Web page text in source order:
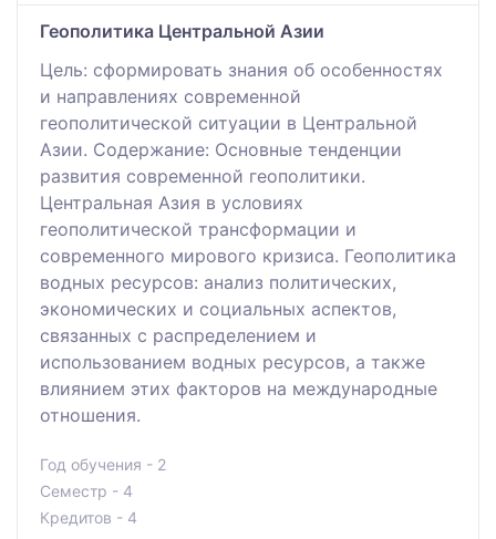
Геополитика Центральной Азии
Цель: сформировать знания об особенностях
и направлениях современной
геополитической ситуации в Центральной
Азии. Содержание: Основные тенденции
развития современной геополитики.
Центральная Азия в условиях
геополитической трансформации и
современного мирового кризиса. Геополитика
водных ресурсов: анализ политических,
экономических и социальных аспектов,
связанных с распределением и
использованием водных ресурсов, а также
влиянием этих факторов на международные
отношения.
Год обучения - 2
Семестр - 4
Кредитов - 4